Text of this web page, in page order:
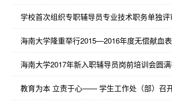
学校首次组织专职辅导员专业技术职务单独评
海南大学隆重举行2015—2016年度无偿献血
海南大学2017年新入职辅导员岗前培训会圆
教育为本 立责于心—— 学生工作处（部）召